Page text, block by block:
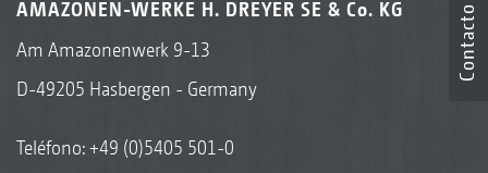
AMAZONEN-WERKE H. DREYER SE & Co. KG
Am Amazonenwerk 9-13
D-49205 Hasbergen - Germany
Teléfono:+49 (0)5405 501-0
Contacto